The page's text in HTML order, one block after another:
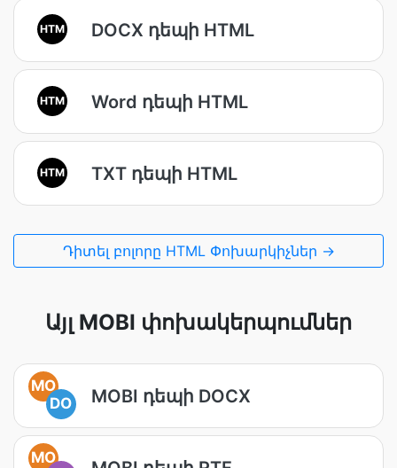
HTM DOCX դեպի HTML
HTM Word դեպի HTML
HTM TXT դեպի HTML
Դիտել բոլորը HTML Փոխարկիչներ →
Այլ MOBI փոխակերպումներ
MO
DO
MOBI դեպի DOCX
MO